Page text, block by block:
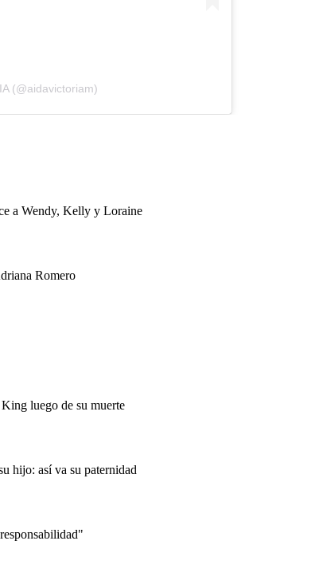
(@aidavictoriam)
a Wendy, Kelly y Loraine
Romero
luego de su muerte
hijo: así va su paternidad